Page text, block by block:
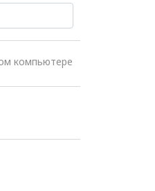
компьютере